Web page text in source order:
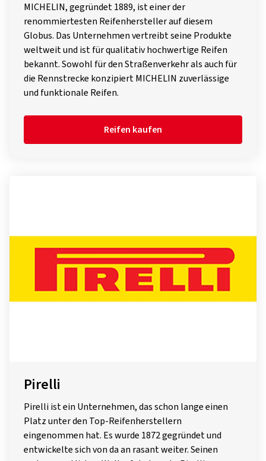
MICHELIN, gegründet 1889, ist einer der
renommiertesten Reifenhersteller auf diesem
Globus. Das Unternehmen vertreibt seine Produkte
weltweit und ist für qualitativ hochwertige Reifen
bekannt. Sowohl für den Straßenverkehr als auch für
die Rennstrecke konzipiert MICHELIN zuverlässige
und funktionale Reifen.
Reifen kaufen
Pirelli
Pirelli ist ein Unternehmen, das schon lange einen
Platz unter den Top-Reifenherstellern
eingenommen hat. Es wurde 1872 gegründet und
entwickelte sich von da an rasant weiter. Seinen